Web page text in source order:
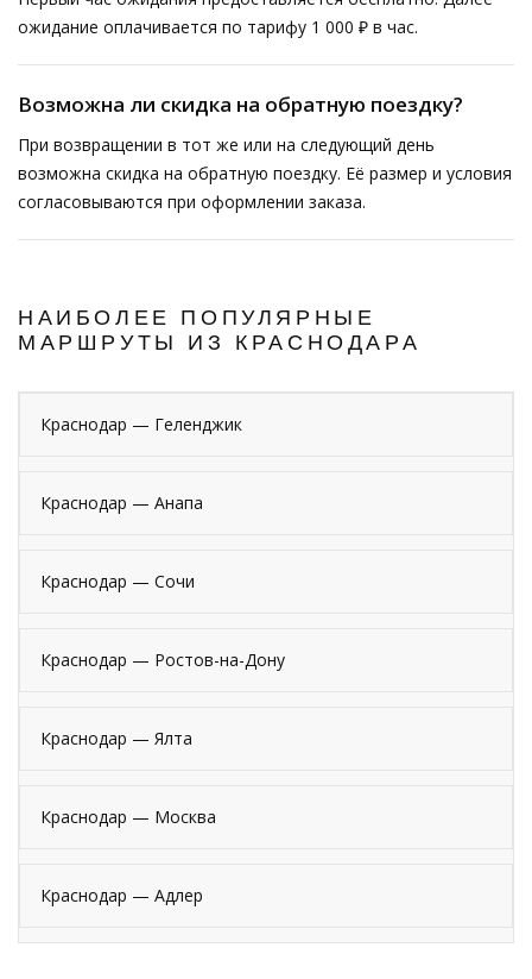
ожидание оплачивается по тарифу 1 000 ₽ в час.
Возможна ли скидка на обратную поездку?
При возвращении в тот же или на следующий день
возможна скидка на обратную поездку. Её размер и условия
согласовываются при оформлении заказа.
НАИБОЛЕЕ ПОПУЛЯРНЫЕ
МАРШРУТЫ ИЗ КРАСНОДАРА
Краснодар — Геленджик
Краснодар — Анапа
Краснодар — Сочи
Краснодар — Ростов-на-Дону
Краснодар — Ялта
Краснодар — Москва
Краснодар — Адлер